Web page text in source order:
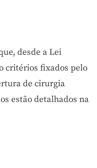
desde a Lei
critérios fixados pelo
de cirurgia
estão detalhados na